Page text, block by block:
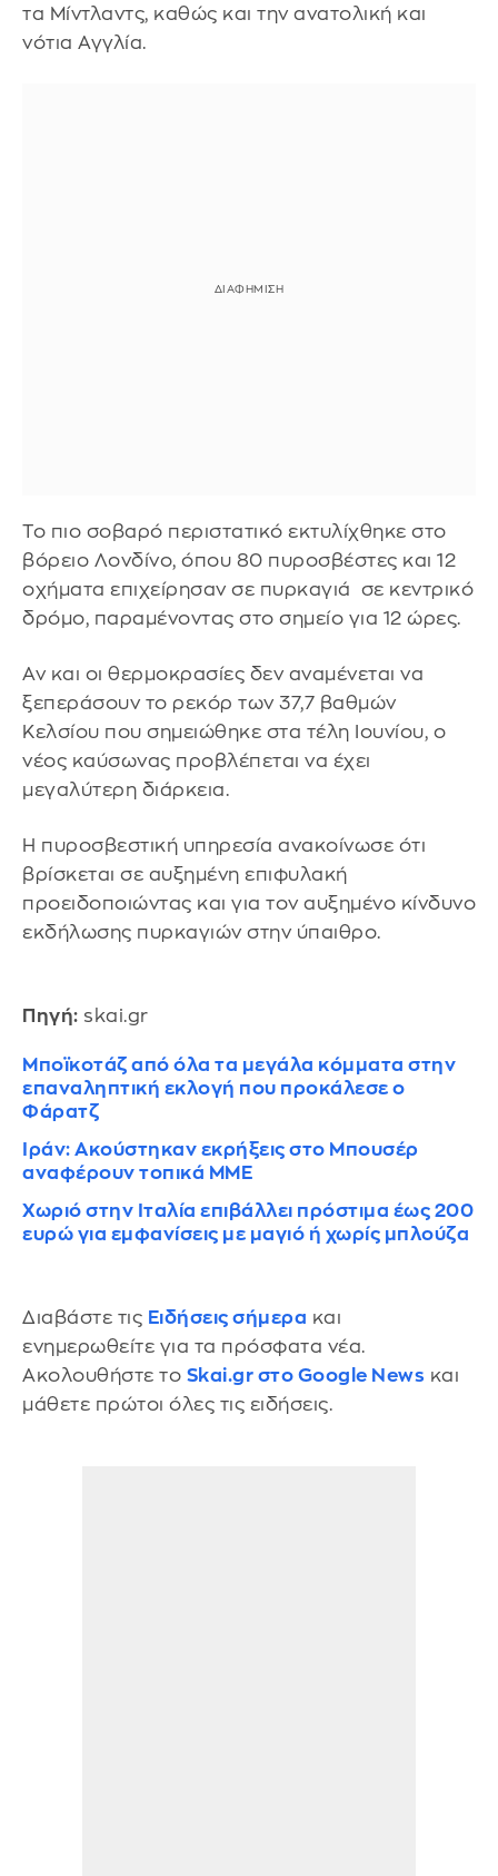
τα Μίντλαντς, καθώς και την ανατολική και
νότια Αγγλία.
Το πιο σοβαρό περιστατικό εκτυλίχθηκε στο
βόρειο Λονδίνο, όπου 80 πυροσβέστες και 12
οχήματα επιχείρησαν σε πυρκαγιά σε κεντρικό
δρόμο, παραμένοντας στο σημείο για 12 ώρες.
Αν και οι θερμοκρασίες δεν αναμένεται να
ξεπεράσουν το ρεκόρ των 37,7 βαθμών
Κελσίου που σημειώθηκε στα τέλη Ιουνίου, ο
νέος καύσωνας προβλέπεται να έχει
μεγαλύτερη διάρκεια.
Η πυροσβεστική υπηρεσία ανακοίνωσε ότι
βρίσκεται σε αυξημένη επιφυλακή
προειδοποιώντας και για τον αυξημένο κίνδυνο
εκδήλωσης πυρκαγιών στην ύπαιθρο.
Πηγή: skai.gr
Μποϊκοτάζ από όλα τα μεγάλα κόμματα στην
επαναληπτική εκλογή που προκάλεσε ο
Φάρατζ
Ιράν: Ακούστηκαν εκρήξεις στο Μπουσέρ
αναφέρουν τοπικά ΜΜΕ
Χωριό στην Ιταλία επιβάλλει πρόστιμα έως 200
ευρώ για εμφανίσεις με μαγιό ή χωρίς μπλούζα
Διαβάστε τις Ειδήσεις σήμερα και
ενημερωθείτε για τα πρόσφατα νέα.
Ακολουθήστε το Skai.gr στο Google News και
μάθετε πρώτοι όλες τις ειδήσεις.